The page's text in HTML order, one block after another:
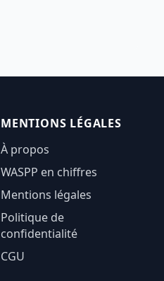
MENTIONS LÉGALES
À propos
WASPP en chiffres
Mentions légales
Politique de
confidentialité
CGU